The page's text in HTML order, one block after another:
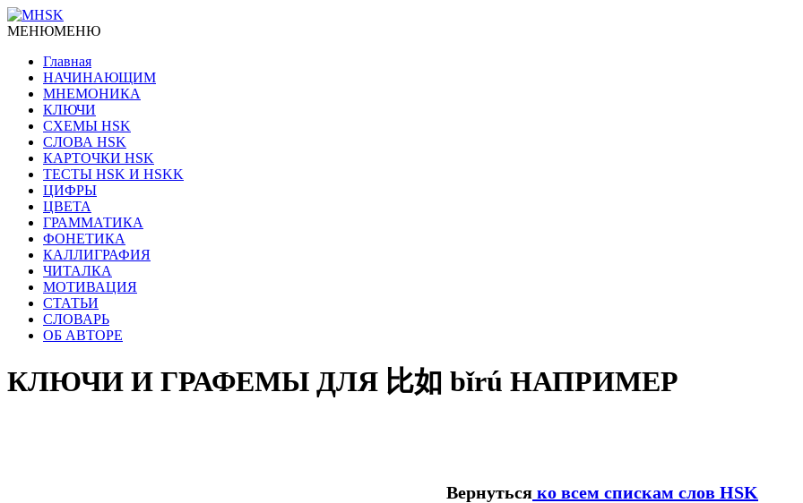
МЕНЮМЕНЮ
Главная
НАЧИНАЮЩИМ
МНЕМОНИКА
КЛЮЧИ
СХЕМЫ HSK
СЛОВА HSK
КАРТОЧКИ HSK
ТЕСТЫ HSK И HSKK
ЦИФРЫ
ЦВЕТА
ГРАММАТИКА
ФОНЕТИКА
КАЛЛИГРАФИЯ
ЧИТАЛКА
МОТИВАЦИЯ
СТАТЬИ
СЛОВАРЬ
ОБ АВТОРЕ
КЛЮЧИ И ГРАФЕМЫ ДЛЯ 比如 bǐrú НАПРИМЕР
Вернуться ко всем спискам слов HSK